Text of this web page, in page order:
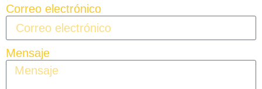
Correo electrónico
Mensaje